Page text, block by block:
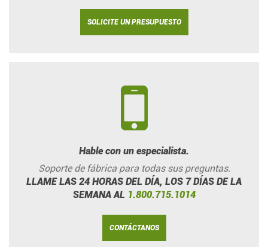
SOLICITE UN PRESUPUESTO
Hable con un especialista.
Soporte de fábrica para todas sus preguntas.
LLAME LAS 24 HORAS DEL DÍA, LOS 7 DÍAS DE LA
SEMANA AL 1.800.715.1014
CONTÁCTANOS